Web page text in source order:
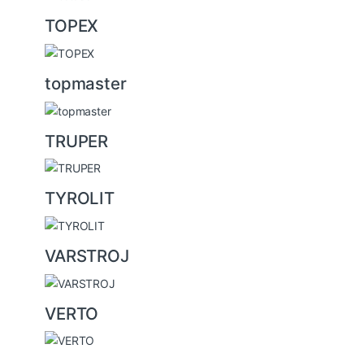
TOPEX
topmaster
TRUPER
TYROLIT
VARSTROJ
VERTO